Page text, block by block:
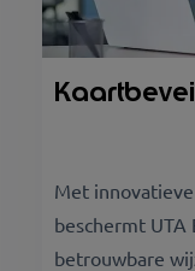
Met
beschermt UTA
betrouwbare